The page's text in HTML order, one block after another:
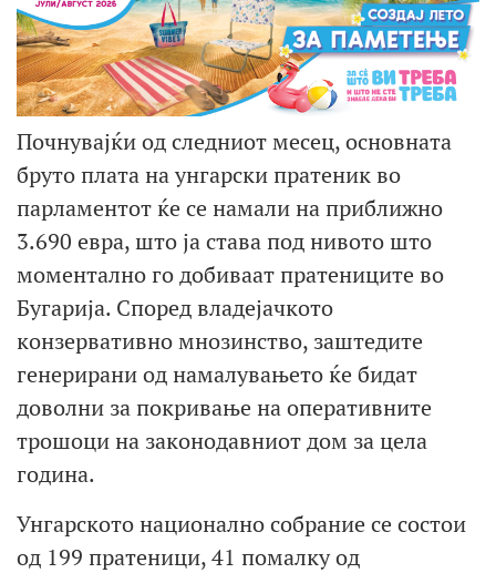
Почнувајќи од следниот месец, основната
бруто плата на унгарски пратеник во
парламентот ќе се намали на приближно
3.690 евра, што ја става под нивото што
моментално го добиваат пратениците во
Бугарија. Според владејачкото
конзервативно мнозинство, заштедите
генерирани од намалувањето ќе бидат
доволни за покривање на оперативните
трошоци на законодавниот дом за цела
година.
Унгарското национално собрание се состои
од 199 пратеници, 41 помалку од